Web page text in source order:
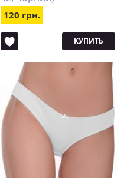
120 грн.
КУПИТЬ